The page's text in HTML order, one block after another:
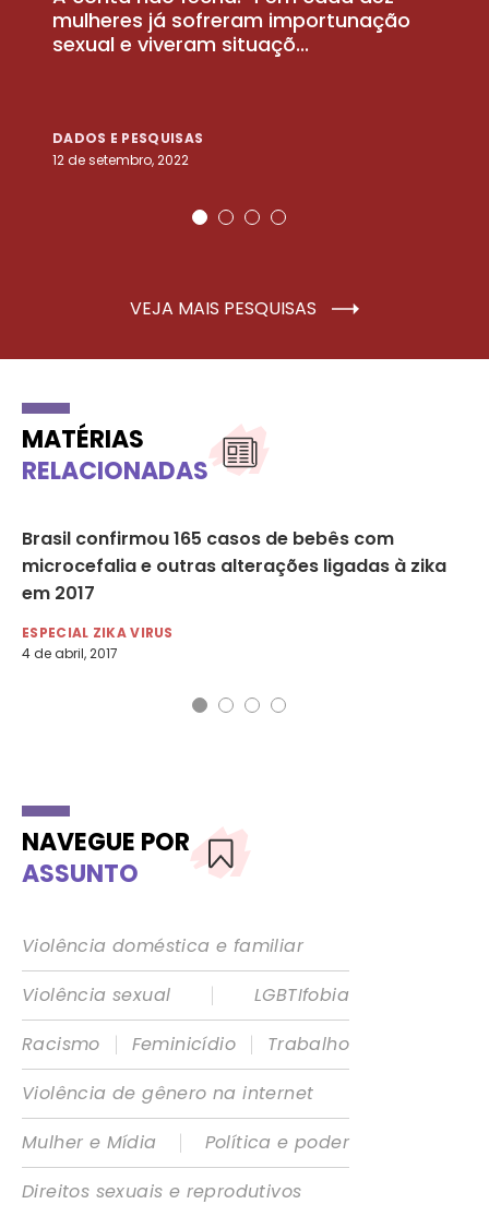
mulheres já sofreram importunação
sexual e viveram situaçõ...
DADOS E PESQUISAS
12 de setembro, 2022
VEJA MAIS PESQUISAS
MATÉRIAS
RELACIONADAS
Brasil confirmou 165 casos de bebês com
microcefalia e outras alterações ligadas à zika
em 2017
ESPECIAL ZIKA VIRUS
4 de abril, 2017
NAVEGUE POR
ASSUNTO
Violência doméstica e familiar
Violência sexual
|
LGBTIfobia
Racismo
| Feminicídio |
Trabalho
Violência de gênero na internet
Mulher e Mídia
|
Política e poder
Direitos sexuais e reprodutivos